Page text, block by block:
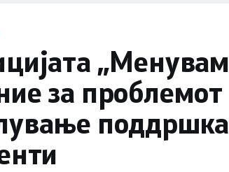
за проблемот